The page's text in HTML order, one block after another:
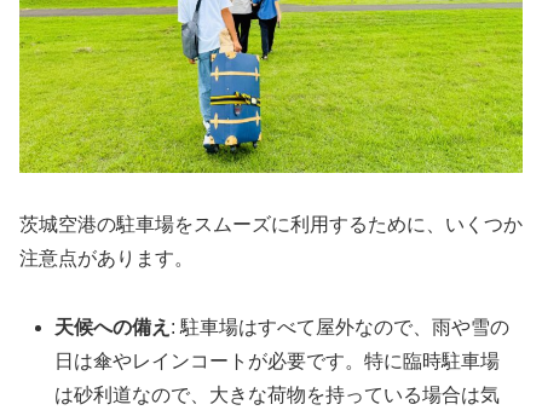
茨城空港の駐車場をスムーズに利用するために、いくつか
注意点があります。
天候への備え : 駐車場はすべて屋外なので、雨や雪の
日は傘やレインコートが必要です。特に臨時駐車場
は砂利道なので、大きな荷物を持っている場合は気